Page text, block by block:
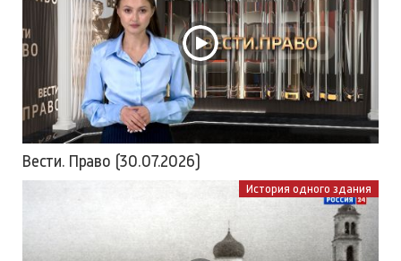
Вести. Право (30.07.2026)
История одного здания